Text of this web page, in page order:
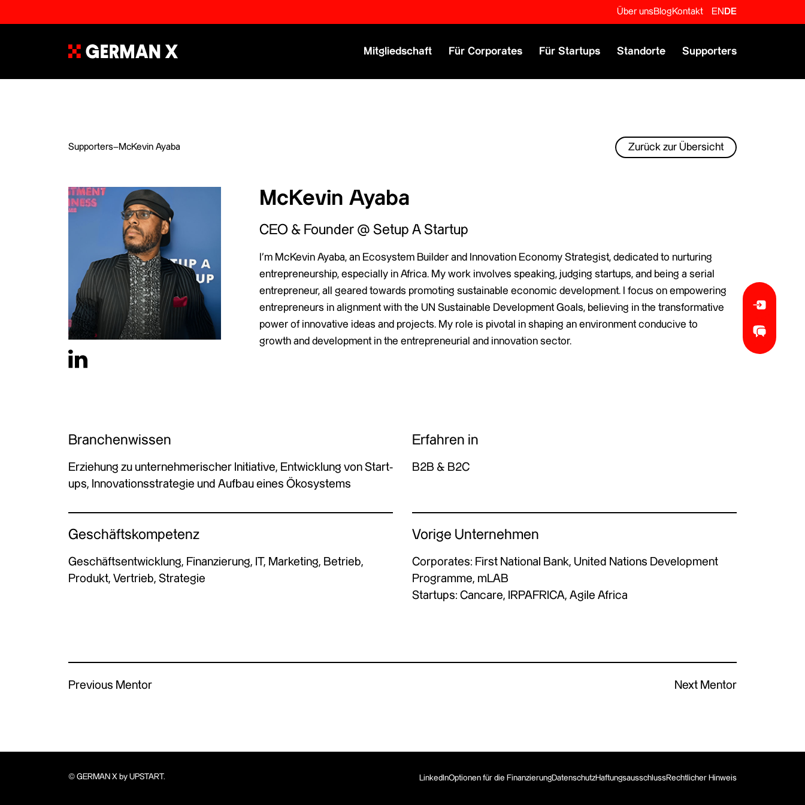
Über unsBlog Kontakt EN DE
Primary Menu
Mitgliedschaft Für Corporates Für Startups Standorte Supporters
Supporters–McKevin Ayaba Zurück zur Übersicht
McKevin Ayaba
CEO & Founder @ Setup A Startup
I’m McKevin Ayaba, an Ecosystem Builder and Innovation Economy Strategist, dedicated to nurturing
entrepreneurship, especially in Africa. My work involves speaking, judging startups, and being a serial
entrepreneur, all geared towards promoting sustainable economic development. I focus on empowering
entrepreneurs in alignment with the UN Sustainable Development Goals, believing in the transformative
power of innovative ideas and projects. My role is pivotal in shaping an environment conducive to
growth and development in the entrepreneurial and innovation sector.
Branchenwissen
Erziehung zu unternehmerischer Initiative, Entwicklung von Start-
ups, Innovationsstrategie und Aufbau eines Ökosystems
Erfahren in
B2B & B2C
Geschäftskompetenz
Geschäftsentwicklung, Finanzierung, IT, Marketing, Betrieb,
Produkt, Vertrieb, Strategie
Vorige Unternehmen
Corporates: First National Bank, United Nations Development
Programme, mLAB
Startups: Cancare, IRPAFRICA, Agile Africa
Previous Mentor Next Mentor
© GERMAN X by UPSTART. LinkedInOptionen für die FinanzierungDatenschutzHaftungsausschlussRechtlicher Hinweis